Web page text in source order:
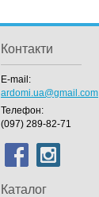
Контакти
E-mail:
ardomi.ua@gmail.com
Телефон:
(097) 289-82-71
Каталог